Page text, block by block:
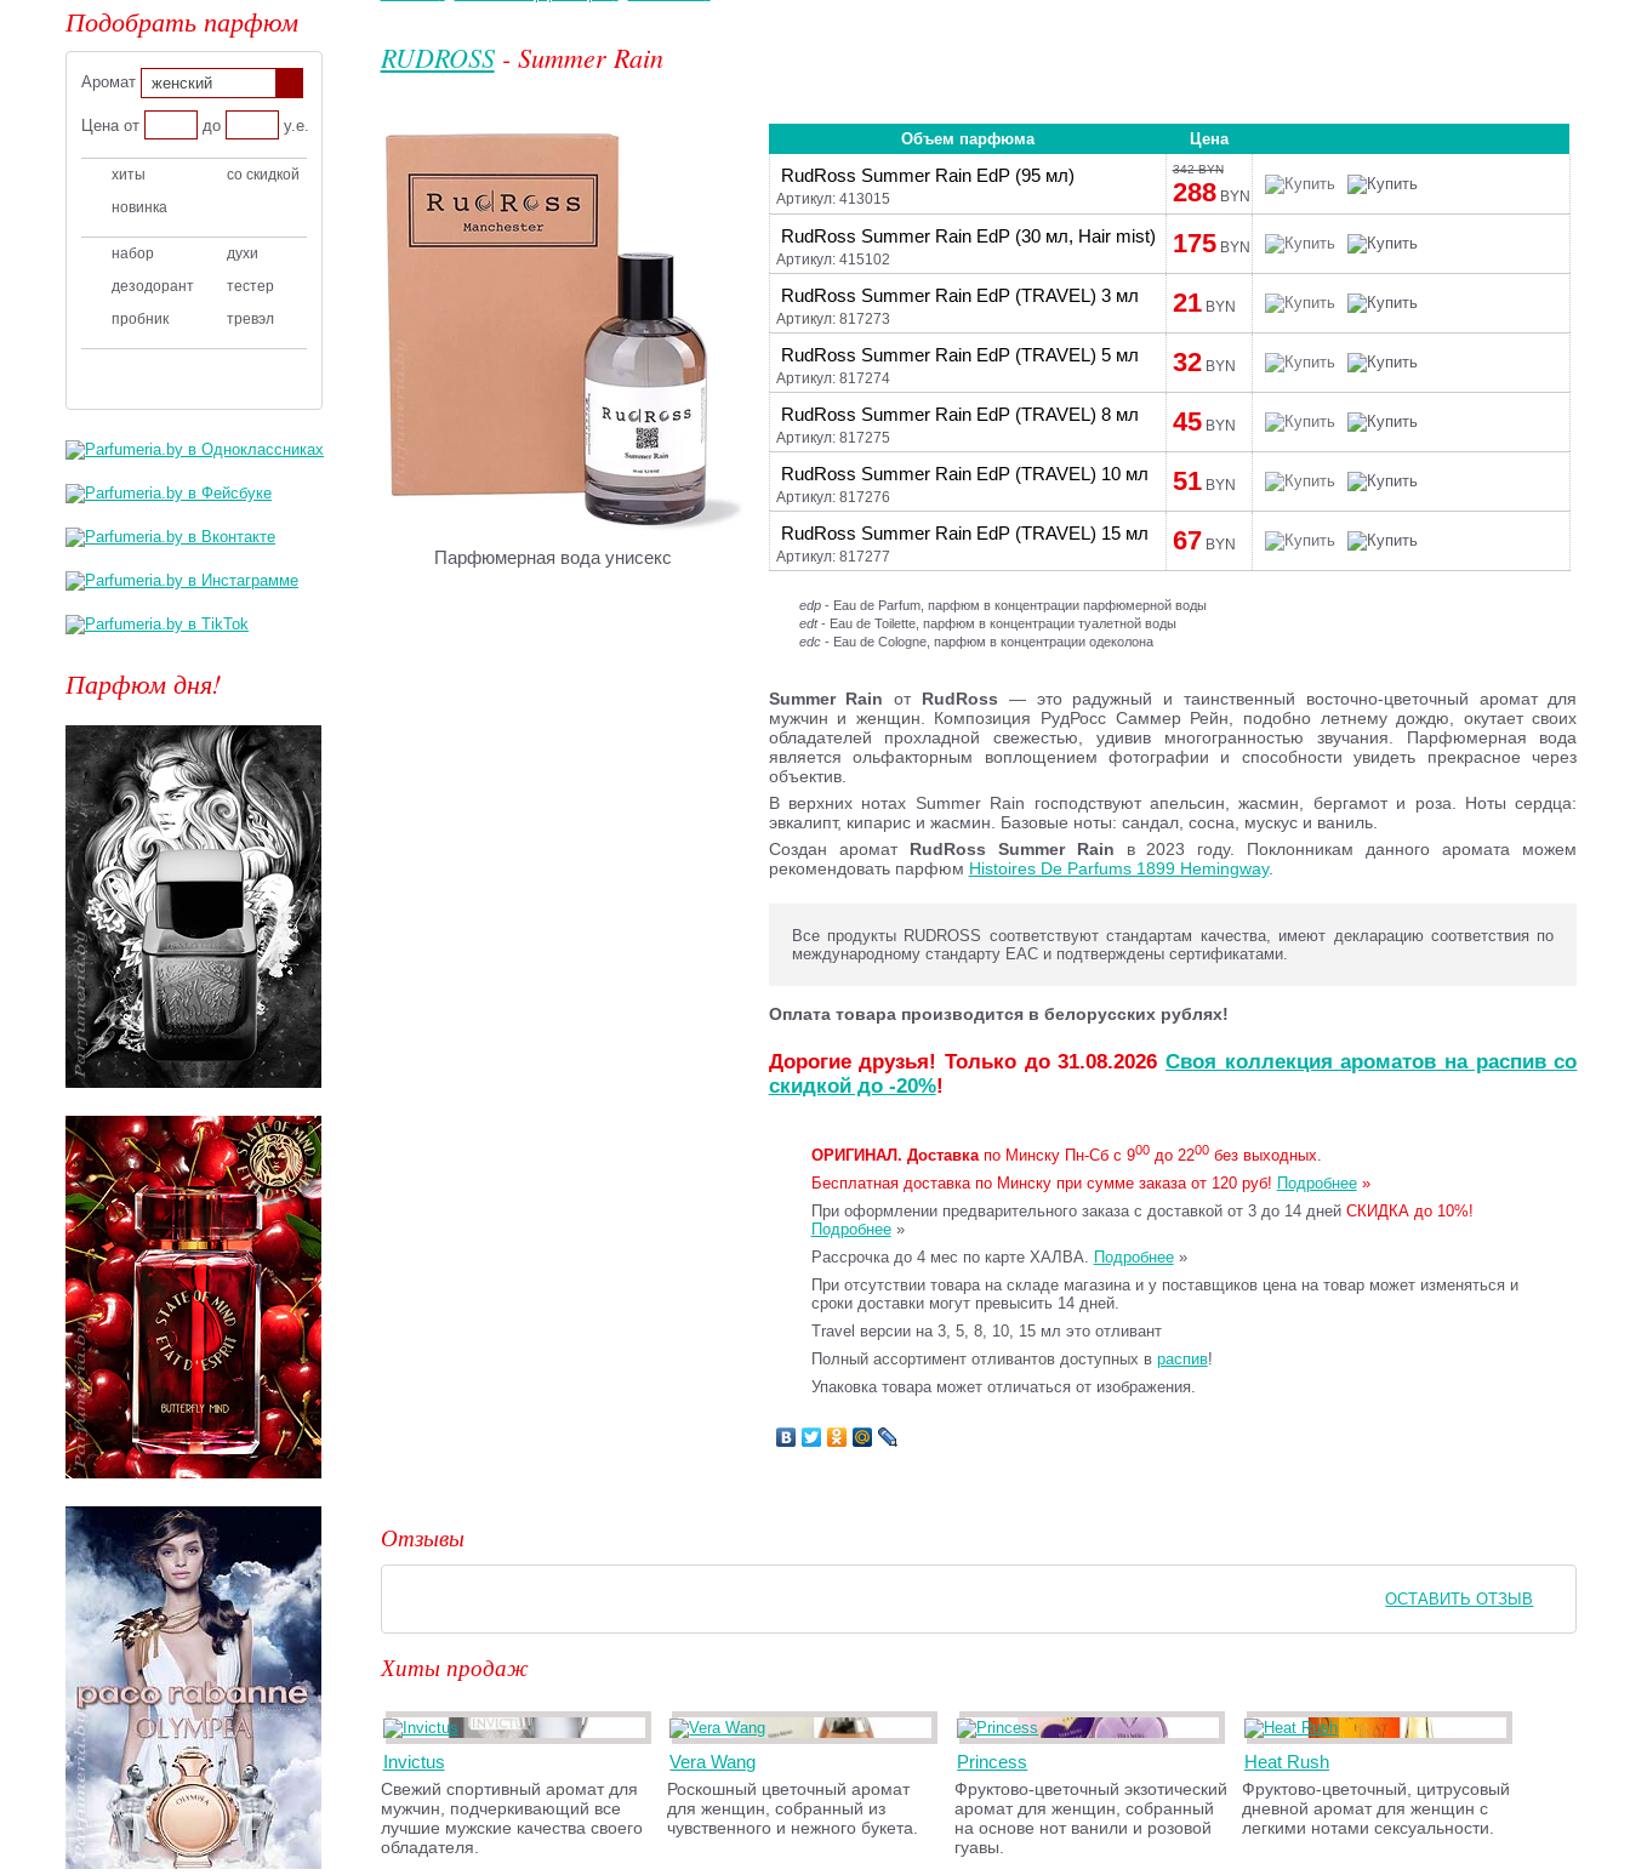
RUDROSS- Summer Rain
Парфюмерная вода унисекс
Объем парфюма Цена
RudRoss Summer Rain EdP (95 мл)
Артикул: 413015
342 BYN
288 BYN
RudRoss Summer Rain EdP (30 мл, Hair mist)
Артикул: 415102
175 BYN
RudRoss Summer Rain EdP (TRAVEL) 3 мл
Артикул: 817273
21 BYN
RudRoss Summer Rain EdP (TRAVEL) 5 мл
Артикул: 817274
32 BYN
RudRoss Summer Rain EdP (TRAVEL) 8 мл
Артикул: 817275
45 BYN
RudRoss Summer Rain EdP (TRAVEL) 10 мл
Артикул: 817276
51 BYN
RudRoss Summer Rain EdP (TRAVEL) 15 мл
Артикул: 817277
67 BYN
edp- Eau de Parfum, парфюм в концентрации парфюмерной воды
edt- Eau de Toilette, парфюм в концентрации туалетной воды
edc- Eau de Cologne, парфюм в концентрации одеколона
Summer Rainот RudRoss — это радужный и таинственный восточно-цветочный аромат для
мужчин и женщин. Композиция РудРосс Саммер Рейн, подобно летнему дождю, окутает своих
обладателей прохладной свежестью, удивив многогранностью звучания. Парфюмерная вода
является ольфакторным воплощением фотографии и способности увидеть прекрасное через
объектив.
В верхних нотах Summer Rain господствуют апельсин, жасмин, бергамот и роза. Ноты сердца:
эвкалипт, кипарис и жасмин. Базовые ноты: сандал, сосна, мускус и ваниль.
Создан аромат RudRoss Summer Rain в 2023 году. Поклонникам данного аромата можем
рекомендовать парфюм Histoires De Parfums 1899 Hemingway.
Все продукты RUDROSS соответствуют стандартам качества, имеют декларацию соответствия по
международному стандарту ЕАС и подтверждены сертификатами.
Оплата товара производится в белорусских рублях!
Дорогие друзья! Только до 31.08.2026 Своя коллекция ароматов на распив со
скидкой до -20%!
ОРИГИНАЛ. Доставкапо Минску Пн-Сб с 900до 2200без выходных.
Бесплатная доставка по Минску при сумме заказа от 120 руб! Подробнее»
При оформлении предварительного заказа с доставкой от 3 до 14 дней СКИДКА до 10%!
Подробнее»
Рассрочка до 4 мес по карте ХАЛВА. Подробнее»
При отсутствии товара на складе магазина и у поставщиков цена на товар может изменяться и
сроки доставки могут превысить 14 дней.
Travel версии на 3, 5, 8, 10, 15 мл это отливант
Полный ассортимент отливантов доступных в распив!
Упаковка товара может отличаться от изображения.
Отзывы
ОСТАВИТЬ ОТЗЫВ
Хиты продаж
Invictus
Свежий спортивный аромат для
мужчин, подчеркивающий все
лучшие мужские качества своего
обладателя.
Vera Wang
Роскошный цветочный аромат
для женщин, собранный из
чувственного и нежного букета.
Princess
Фруктово-цветочный экзотический
аромат для женщин, собранный
на основе нот ванили и розовой
гуавы.
Heat Rush
Фруктово-цветочный, цитрусовый
дневной аромат для женщин с
легкими нотами сексуальности.
Подобрать парфюм
Аромат женский
Цена от до у.е.
хиты
со скидкой
новинка
набор
духи
дезодорант
тестер
пробник
тревэл
Парфюм дня!